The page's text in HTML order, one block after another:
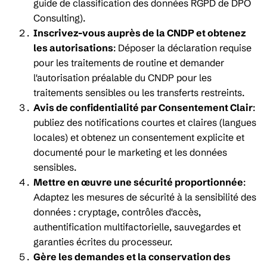
guide de classification des données RGPD de DPO
Consulting).
Inscrivez-vous auprès de la CNDP et obtenez
les autorisations: Déposer la déclaration requise
pour les traitements de routine et demander
l'autorisation préalable du CNDP pour les
traitements sensibles ou les transferts restreints.
Avis de confidentialité par Consentement Clair:
publiez des notifications courtes et claires (langues
locales) et obtenez un consentement explicite et
documenté pour le marketing et les données
sensibles.
Mettre en œuvre une sécurité proportionnée:
Adaptez les mesures de sécurité à la sensibilité des
données : cryptage, contrôles d'accès,
authentification multifactorielle, sauvegardes et
garanties écrites du processeur.
Gère les demandes et la conservation des